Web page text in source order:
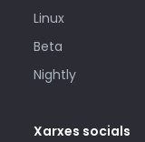
Linux
Beta
Nightly
Xarxes socials